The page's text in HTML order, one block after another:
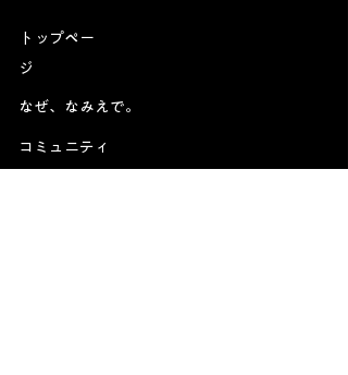
トップペー
ジ
なぜ、なみえで。
​コミュニティ